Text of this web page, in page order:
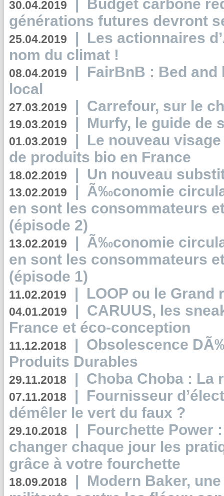
30.04.2019
Budget carbone
générations futures devront
25.04.2019 | Les actionnaires
nom du climat !
08.04.2019 | FairBnB : Bed
local
27.03.2019 | Carrefour, sur le
19.03.2019 | Murfy, le guide de
01.03.2019 | Le nouveau
de produits bio en France
18.02.2019 | Un nouveau
13.02.2019 | Ã‰conomie
en sont les consommateurs
(épisode 2)
13.02.2019 | Ã‰conomie
en sont les consommateurs
(épisode 1)
11.02.2019 | LOOP ou le Grand
04.01.2019 | CARUUS, les
France et éco-conception
11.12.2018 | Obsolescence
Produits Durables
29.11.2018 | Choba Choba : La
07.11.2018 | Fournisseur
démêler le vert du faux ?
29.10.2018 | Fourchette Power
changer chaque jour les
grâce à votre fourchette
18.09.2018 | Modern Baker,